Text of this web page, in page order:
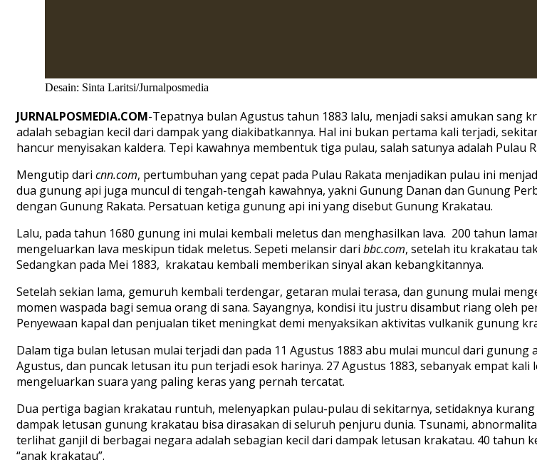
Desain: Sinta Laritsi/Jurnalposmedia
JURNALPOSMEDIA.COM-Tepatnya bulan Agustus tahun 1883 lalu, menjadi saksi amukan sang
adalah sebagian kecil dari dampak yang diakibatkannya. Hal ini bukan pertama kali terjadi,
hancur menyisakan kaldera. Tepi kawahnya membentuk tiga pulau, salah satunya adalah Pulau
Mengutip dari cnn.com, pertumbuhan yang cepat pada Pulau Rakata menjadikan pulau ini
dua gunung api juga muncul di tengah-tengah kawahnya, yakni Gunung Danan dan Gunung
dengan Gunung Rakata. Persatuan ketiga gunung api ini yang disebut Gunung Krakatau.
Lalu, pada tahun 1680 gunung ini mulai kembali meletus dan menghasilkan lava. 200 tahun
mengeluarkan lava meskipun tidak meletus. Sepeti melansir dari bbc.com, setelah itu krakatau
Sedangkan pada Mei 1883, krakatau kembali memberikan sinyal akan kebangkitannya.
Setelah sekian lama, gemuruh kembali terdengar, getaran mulai terasa, dan gunung mulai
momen waspada bagi semua orang di sana. Sayangnya, kondisi itu justru disambut riang oleh
Penyewaan kapal dan penjualan tiket meningkat demi menyaksikan aktivitas vulkanik gunung
Dalam tiga bulan letusan mulai terjadi dan pada 11 Agustus 1883 abu mulai muncul dari
Agustus, dan puncak letusan itu pun terjadi esok harinya. 27 Agustus 1883, sebanyak empat
mengeluarkan suara yang paling keras yang pernah tercatat.
Dua pertiga bagian krakatau runtuh, melenyapkan pulau-pulau di sekitarnya, setidaknya
dampak letusan gunung krakatau bisa dirasakan di seluruh penjuru dunia. Tsunami,
terlihat ganjil di berbagai negara adalah sebagian kecil dari dampak letusan krakatau. 40 tahun
“anak krakatau”.